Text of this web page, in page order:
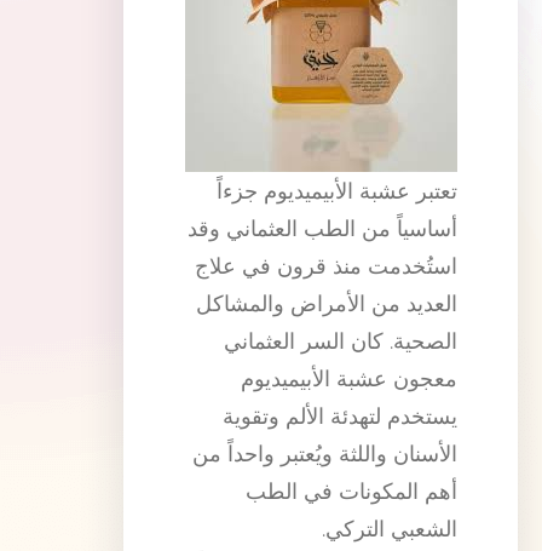
تعتبر عشبة الأبيميديوم جزءاً
أساسياً من الطب العثماني وقد
استُخدمت منذ قرون في علاج
العديد من الأمراض والمشاكل
الصحية. كان السر العثماني
معجون عشبة الأبيميديوم
يستخدم لتهدئة الألم وتقوية
الأسنان واللثة ويُعتبر واحداً من
أهم المكونات في الطب
الشعبي التركي.